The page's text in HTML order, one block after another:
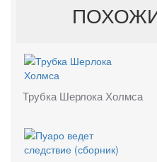
Трубка Шерлока Холмса